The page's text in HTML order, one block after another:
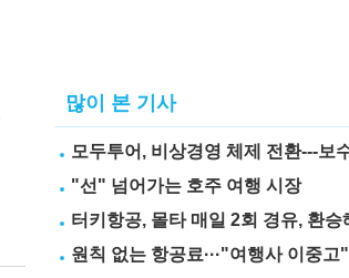
많이 본 기사
"선" 넘어가는 호주 여행 시장
원칙 없는 항공료···"여행사 이중고"